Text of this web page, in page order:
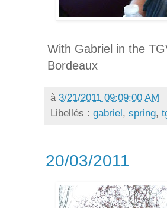
With Gabriel in the
Bordeaux
à 3/21/2011 09:09:00 AM
Libellés : gabriel, spring,
20/03/2011